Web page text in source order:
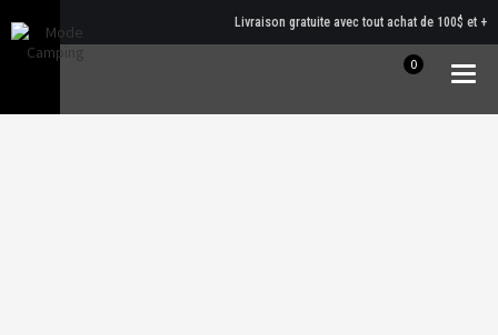
Livraison gratuite avec tout achat de 100$ et +
0